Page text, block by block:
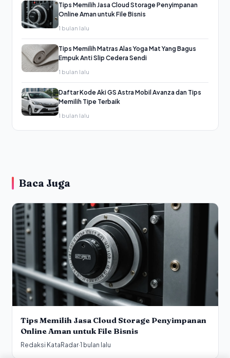
Tips Memilih Jasa Cloud Storage Penyimpanan
Online Aman untuk File Bisnis
1 bulan lalu
Tips Memilih Matras Alas Yoga Mat Yang Bagus
Empuk Anti Slip Cedera Sendi
1 bulan lalu
Daftar Kode Aki GS Astra Mobil Avanza dan Tips
Memilih Tipe Terbaik
1 bulan lalu
Baca Juga
Tips Memilih Jasa Cloud Storage Penyimpanan
Online Aman untuk File Bisnis
Redaksi KataRadar·1 bulan lalu